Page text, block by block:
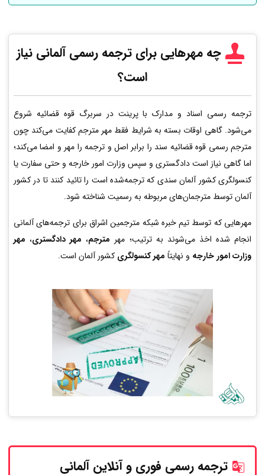
چه مهرهایی برای ترجمه رسمیآلمانی نیاز
است؟
ترجمه رسمی اسناد و مدارک با پرینت در سربرگ قوه قضائیه شروع
می‌شود. گاهی اوقات بسته به شرایط فقط مهر مترجم کفایت می‌کند چون
مترجم رسمی قوه قضائیه سند را برابر اصل و ترجمه را مهر و امضا می‌کند؛
اما گاهی نیاز است دادگستری و سپس وزارت امور خارجه و حتی سفارت یا
کنسولگری کشور آلمان سندی که ترجمه‌شده است را تائید کنند تا در کشور
آلمان توسط مترجمان‌های مربوطه به رسمیت شناخته شود.
مهرهایی که توسط تیم خبره شبکه مترجمین اشراق برای ترجمه‌های آلمانی
انجام شده اخذ می‌شوند به ترتیب؛ مهر مترجم، مهر دادگستری، مهر
وزارت امور خارجه و نهایتاً مهر کنسولگری کشور آلمان است.
ترجمه رسمی فوری و آنلاینآلمانی